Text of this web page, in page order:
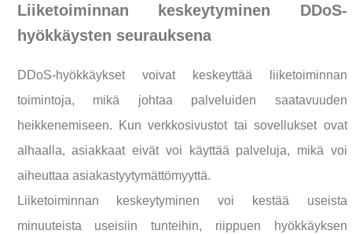
Liiketoiminnan keskeytyminen DDoS-
hyökkäysten seurauksena
DDoS-hyökkäykset voivat keskeyttää liiketoiminnan
toimintoja, mikä johtaa palveluiden saatavuuden
heikkenemiseen. Kun verkkosivustot tai sovellukset ovat
alhaalla, asiakkaat eivät voi käyttää palveluja, mikä voi
aiheuttaa asiakastyytymättömyyttä.
Liiketoiminnan keskeytyminen voi kestää useista
minuuteista useisiin tunteihin, riippuen hyökkäyksen